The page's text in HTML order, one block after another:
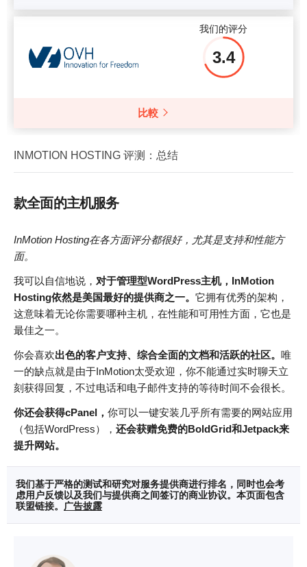
我们的评分
3.4
比較
INMOTION HOSTING 评测：总结
款全面的主机服务
InMotion Hosting在各方面评分都很好，尤其是支持和性能方
面。
我可以自信地说， 对于管理型WordPress主机，InMotion
Hosting依然是美国最好的提供商之一。 它拥有优秀的架构，
这意味着无论你需要哪种主机，在性能和可用性方面，它也是
最佳之一。
你会喜欢出色的客户支持、综合全面的文档和活跃的社区。 唯
一的缺点就是由于InMotion太受欢迎，你不能通过实时聊天立
刻获得回复，不过电话和电子邮件支持的等待时间不会很长。
你还会获得cPanel ， 你可以一键安装几乎所有需要的网站应用
（包括WordPress）， 还会获赠免费的BoldGrid和Jetpack来
提升网站。
我们基于严格的测试和研究对服务提供商进行排名，同时也会考
虑用户反馈以及我们与提供商之间签订的商业协议。本页面包含
联盟链接。 广告披露